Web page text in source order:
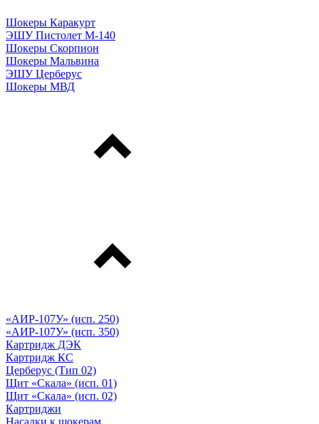
Шокеры Каракурт
ЭШУ Пистолет М-140
Шокеры Скорпион
Шокеры Мальвина
ЭШУ Церберус
Шокеры МВД
«АИР-107У» (исп. 250)
«АИР-107У» (исп. 350)
Картридж ДЭК
Картридж КС
Церберус (Тип 02)
Щит «Скала» (исп. 01)
Щит «Скала» (исп. 02)
Картриджи
Насадки к шокерам